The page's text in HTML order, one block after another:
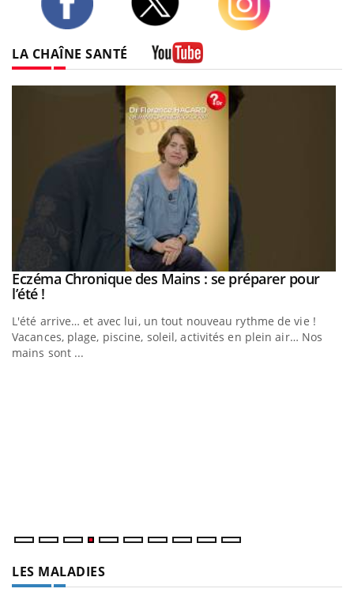
LA CHAÎNE SANTÉ
Youtube
Eczéma Chronique des Mains : se préparer pour
l’été !Youtube
L'été arrive… et avec lui, un tout nouveau rythme de vie !
Vacances, plage, piscine, soleil, activités en plein air… Nos
mains sont ...
LES MALADIES